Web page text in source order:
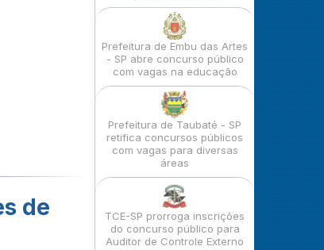
de
Prefeitura de Embu das Artes
- SP abre concurso público
com vagas na educação
Prefeitura de Taubaté - SP
retifica concursos públicos
com vagas para diversas
áreas
TCE-SP prorroga inscrições
do concurso público para
Auditor de Controle Externo